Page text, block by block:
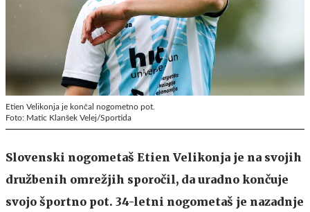
Etien Velikonja je končal nogometno pot.
Foto: Matic Klanšek Velej/Sportida
Slovenski nogometaš Etien Velikonja je na svojih
družbenih omrežjih sporočil, da uradno končuje
svojo športno pot. 34-letni nogometaš je nazadnje